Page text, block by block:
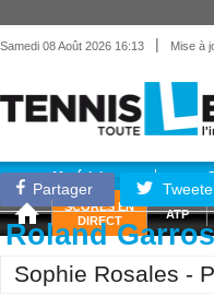
Samedi 08 Août 2026 16:13 | Mise à
Matériel
SCORES EN
DIRECT
ATP
Partager
Roland Garros
Sophie Rosales -